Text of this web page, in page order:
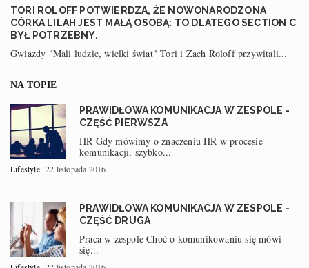
TORI ROLOFF POTWIERDZA, ŻE NOWONARODZONA
CÓRKA LILAH JEST MAŁĄ OSOBĄ: TO DLATEGO SECTION C
BYŁ POTRZEBNY.
Gwiazdy "Mali ludzie, wielki świat" Tori i Zach Roloff przywitali...
NA TOPIE
PRAWIDŁOWA KOMUNIKACJA W ZESPOLE -
CZĘŚĆ PIERWSZA
HR Gdy mówimy o znaczeniu HR w procesie
komunikacji, szybko...
Lifestyle 22 listopada 2016
PRAWIDŁOWA KOMUNIKACJA W ZESPOLE -
CZĘŚĆ DRUGA
Praca w zespole Choć o komunikowaniu się mówi
się...